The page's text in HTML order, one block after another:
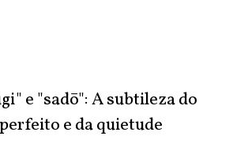
e "sadō": A subtileza do
e da quietude